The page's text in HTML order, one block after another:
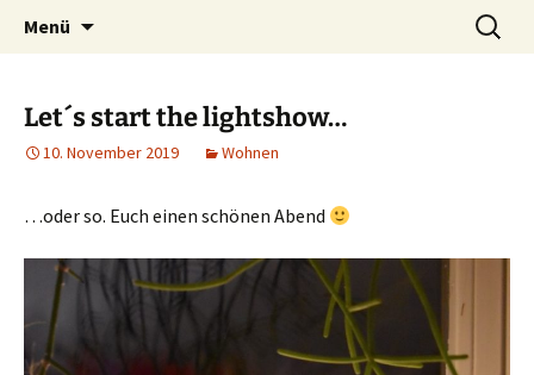
Häkelfieber
Ich bin im…
Menü
Suchen
nach:
Let´s start the lightshow…
10. November 2019 Wohnen
…oder so. Euch einen schönen Abend